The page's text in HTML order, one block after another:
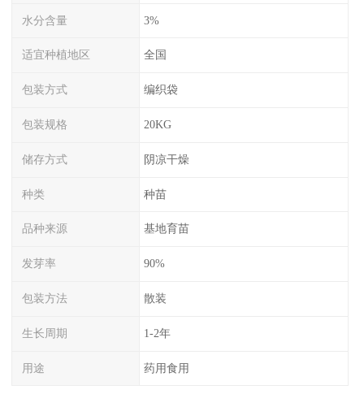
水分含量 3%
适宜种植地区 全国
包装方式 编织袋
包装规格 20KG
储存方式 阴凉干燥
种类 种苗
品种来源 基地育苗
发芽率 90%
包装方法 散装
生长周期 1-2年
用途 药用食用